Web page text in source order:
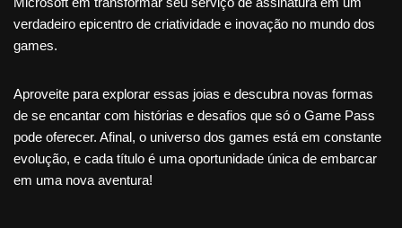
verdadeiro epicentro de criatividade e inovação no mundo dos
games.
Aproveite para explorar essas joias e descubra novas formas
de se encantar com histórias e desafios que só o Game Pass
pode oferecer. Afinal, o universo dos games está em constante
evolução, e cada título é uma oportunidade única de embarcar
em uma nova aventura!